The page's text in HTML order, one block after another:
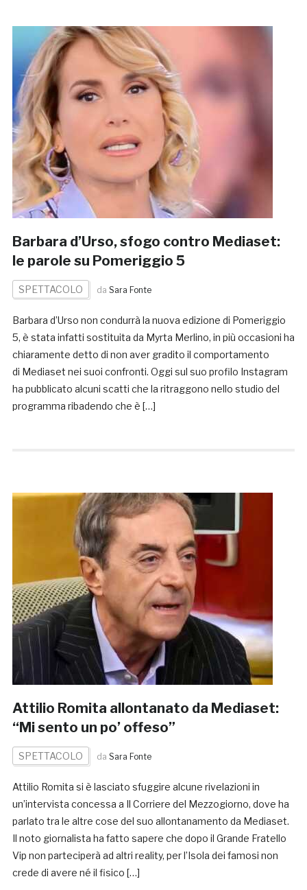
Barbara d’Urso, sfogo contro Mediaset:
le parole su Pomeriggio 5
SPETTACOLO da Sara Fonte
Barbara d’Urso non condurrà la nuova edizione di Pomeriggio
5, è stata infatti sostituita da Myrta Merlino, in più occasioni ha
chiaramente detto di non aver gradito il comportamento
di Mediaset nei suoi confronti. Oggi sul suo profilo Instagram
ha pubblicato alcuni scatti che la ritraggono nello studio del
programma ribadendo che è […]
Attilio Romita allontanato da Mediaset:
“Mi sento un po’ offeso”
SPETTACOLO da Sara Fonte
Attilio Romita si è lasciato sfuggire alcune rivelazioni in
un’intervista concessa a Il Corriere del Mezzogiorno, dove ha
parlato tra le altre cose del suo allontanamento da Mediaset.
Il noto giornalista ha fatto sapere che dopo il Grande Fratello
Vip non parteciperà ad altri reality, per l’Isola dei famosi non
crede di avere né il fisico […]